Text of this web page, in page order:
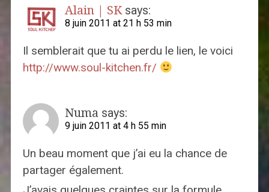
Alain | SK says:
8 juin 2011 at 21 h 53 min
Il semblerait que tu ai perdu le lien, le voici
http://www.soul-kitchen.fr/
Numa says:
9 juin 2011 at 4 h 55 min
Un beau moment que j’ai eu la chance de
partager également.